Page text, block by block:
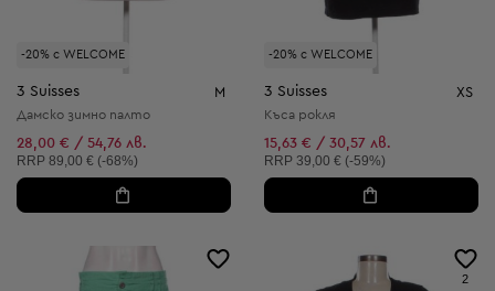
-20% с WELCOME
3 Suisses M
Дамско зимно палто
28,00 € / 54,76 лв.
Препоръчителна цена:
RRP 89,00 € (-68%)
-20% с WELCOME
3 Suisses XS
Къса рокля
15,63 € / 30,57 лв.
Препоръчителна цена:
RRP 39,00 € (-59%)
2